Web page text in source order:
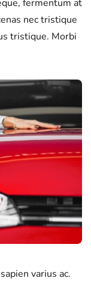
fermentum at
nec tristique
tristique. Morbi
varius ac.